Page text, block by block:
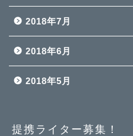
2018年7月
2018年6月
2018年5月
提携ライター募集！